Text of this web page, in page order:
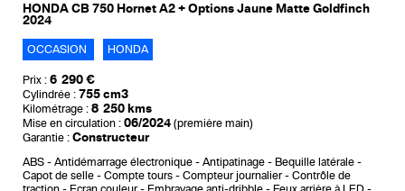
HONDA CB 750 Hornet A2 + Options Jaune Matte Goldfinch
2024
OCCASION HONDA
Prix : 6 290 €
Cylindrée : 755 cm3
Kilométrage : 8 250 kms
Mise en circulation : 06/2024 (première main)
Garantie : Constructeur
ABS Antidémarrage électronique Antipatinage
Bequille latérale
Capot de selle
Compte tours Compteur journalier
Contrôle de